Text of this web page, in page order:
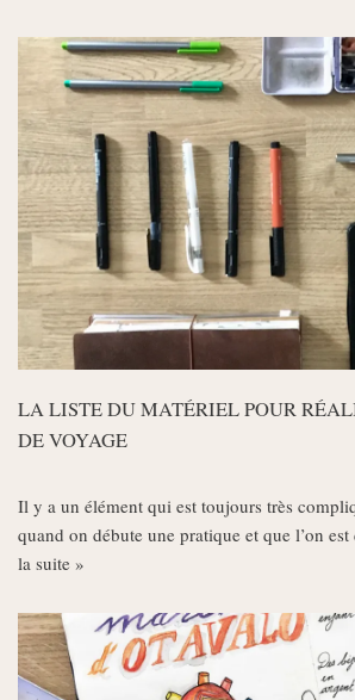
LA LISTE DU MATÉRIEL POUR
DE VOYAGE
Il y a un élément qui est toujours très
quand on débute une pratique et que l’on
la suite »